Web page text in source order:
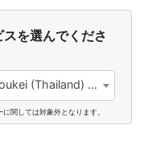
を選んでくださ
AWMS（株式会社東計電算 / Toukei (Thailand) Co., Ltd.)
関しては対象外となります。